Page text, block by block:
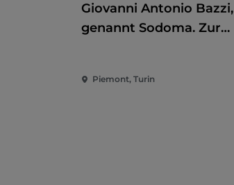
Giovanni Antonio Bazzi,
genannt Sodoma. Zur
Piemont, Turin